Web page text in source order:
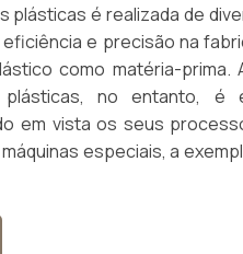
plásticas é realizada de
e precisão na
como matéria-
no entanto, é
em vista os seus
especiais, a